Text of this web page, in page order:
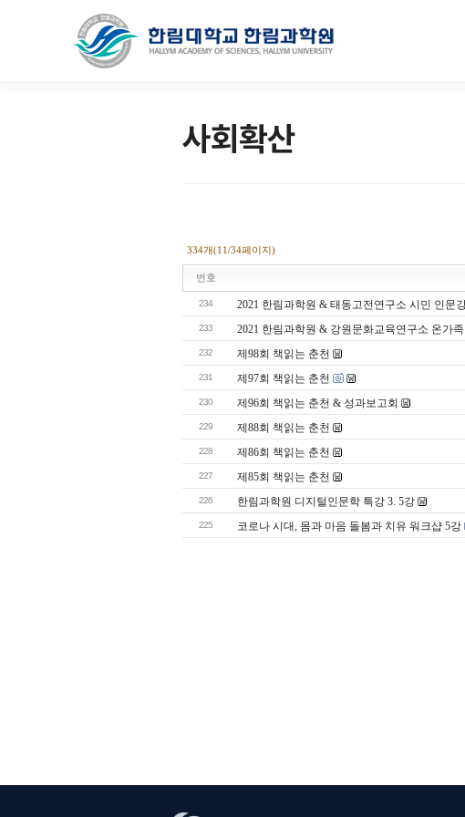
사회확산
334개(11/34페이지)
번호
234 2021 한림과학원 & 태동고전연구소 시민 인문
233 2021 한림과학원 & 강원문화교육연구소 온가
232 제98회 책읽는 춘천
231 제97회 책읽는 춘천
230 제96회 책읽는 춘천 & 성과보고회
229 제88회 책읽는 춘천
228 제86회 책읽는 춘천
227 제85회 책읽는 춘천
226 한림과학원 디지털인문학 특강 3. 5강
225 코로나 시대, 몸과 마음 돌봄과 치유 워크샵 5강